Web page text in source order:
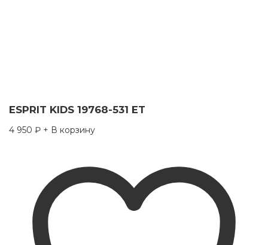
ESPRIT KIDS 19768-531 ET
4 950 ₽ + В корзину